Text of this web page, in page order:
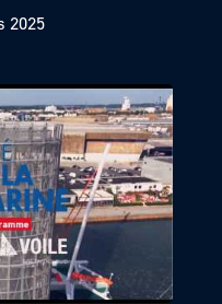
2025